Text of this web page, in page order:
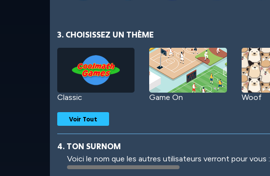
3. CHOISISSEZ UN THÈME
Classic Game On Woof
Robotic International
Voir Tout
4. TON SURNOM
Voici le nom que les autres utilisateurs verront pour vous :